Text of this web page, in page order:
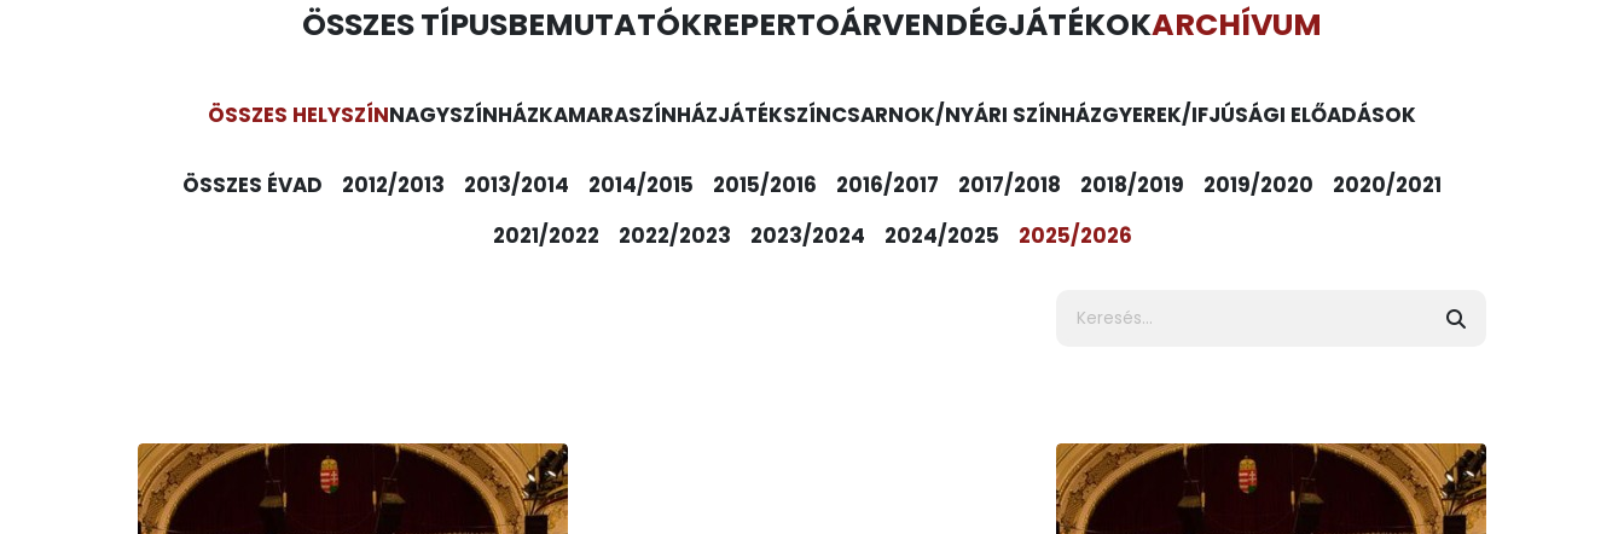
ÖSSZES TÍPUSBEMUTATÓKREPERTOÁRVENDÉGJÁTÉKOKARCHÍVUM
ÖSSZES HELYSZÍNNAGYSZÍNHÁZKAMARASZÍNHÁZJÁTÉKSZÍNCSARNOK/NYÁRI SZÍNHÁZGYEREK/IFJÚSÁGI ELŐADÁSOK
ÖSSZES ÉVAD 2012/2013 2013/2014 2014/2015 2015/2016 2016/2017 2017/2018 2018/2019 2019/2020
2020/2021
2021/2022
2022/2023 2023/2024 2024/2025 2025/2026